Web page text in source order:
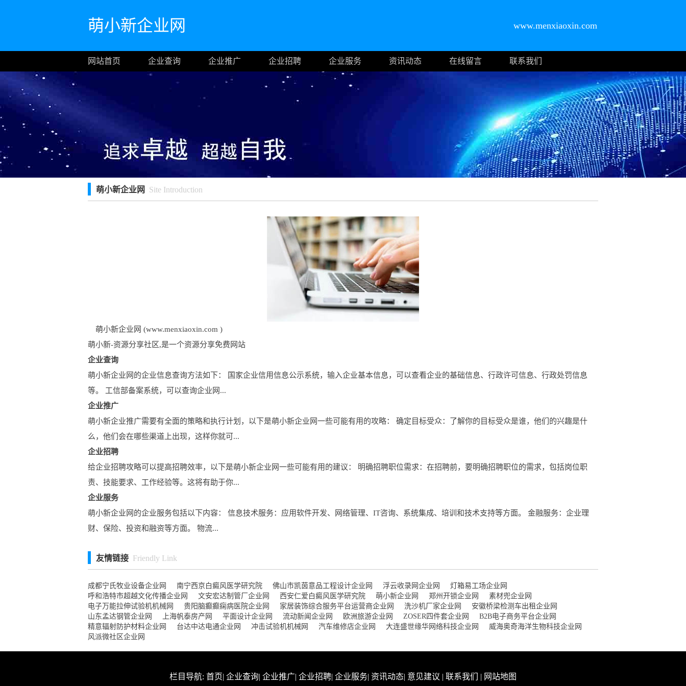
萌小新企业网 www.menxiaoxin.com
网站首页 企业查询 企业推广 企业招聘 企业服务 资讯动态 在线留言 联系我们
萌小新企业网 Site Introduction
萌小新企业网 (www.menxiaoxin.com )
萌小新-资源分享社区,是一个资源分享免费网站
企业查询
萌小新企业网的企业信息查询方法如下： 国家企业信用信息公示系统，输入企业基本信息，可以查看企业的基础信息、行政许可信息、行政处罚信息
等。 工信部备案系统，可以查询企业网...
企业推广
萌小新企业推广需要有全面的策略和执行计划，以下是萌小新企业网一些可能有用的攻略： 确定目标受众：了解你的目标受众是谁，他们的兴趣是什
么，他们会在哪些渠道上出现，这样你就可...
企业招聘
给企业招聘攻略可以提高招聘效率，以下是萌小新企业网一些可能有用的建议： 明确招聘职位需求：在招聘前，要明确招聘职位的需求，包括岗位职
责、技能要求、工作经验等。这将有助于你...
企业服务
萌小新企业网的企业服务包括以下内容： 信息技术服务：应用软件开发、网络管理、IT咨询、系统集成、培训和技术支持等方面。 金融服务：企业理
财、保险、投资和融资等方面。 物流...
友情链接 Friendly Link
成都宁氏牧业设备企业网 南宁西京白癜风医学研究院 佛山市凯茵意品工程设计企业网 浮云收录网企业网
灯箱易工场企业网
呼和浩特市超越文化传播企业网
文安宏达制管厂企业网 西安仁爱白癜风医学研究院 萌小新企业网 郑州开锁企业网
素材兜企业网
电子万能拉伸试验机机械网
贵阳脑癫癫痫病医院企业网 家居装饰综合服务平台运营商企业网 洗沙机厂家企业网
安徽桥梁检测车出租企业网
山东孟达钢管企业网
上海帆泰房产网 平面设计企业网 流动新闻企业网 欧洲旅游企业网 ZOSER四件套企业网
B2B电子商务平台企业网
精意辐射防护材料企业网
台达中达电通企业网 冲击试验机机械网 汽车维修店企业网 大连盛世缘华网络科技企业网
威海奥奇海洋生物科技企业网
风派微社区企业网
栏目导航: 首页| 企业查询| 企业推广| 企业招聘| 企业服务| 资讯动态| 意见建议 | 联系我们 | 网站地图